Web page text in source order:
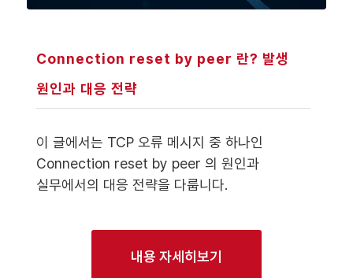
Connection reset by peer 란? 발생
원인과 대응 전략
이 글에서는 TCP 오류 메시지 중 하나인
Connection reset by peer 의 원인과
실무에서의 대응 전략을 다룹니다.
내용 자세히보기